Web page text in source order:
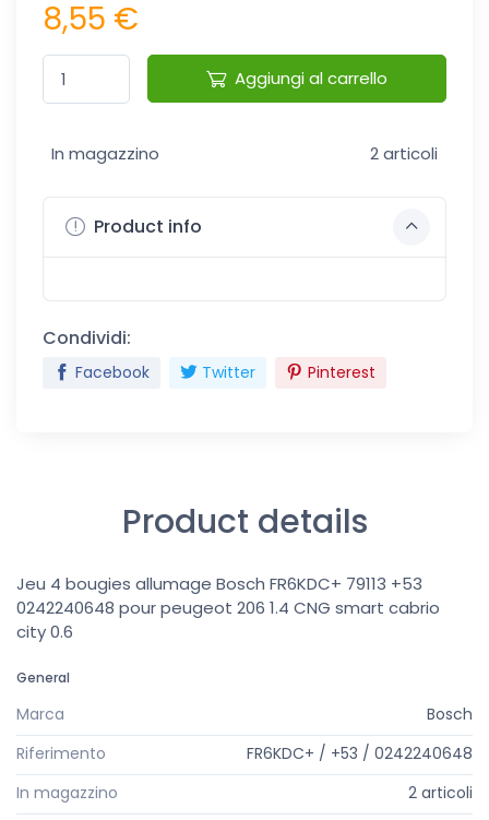
8,55 €
Aggiungi al carrello
In magazzino 2 articoli
Product info
Condividi:
Facebook Twitter Pinterest
Product details
Jeu 4 bougies allumage Bosch FR6KDC+ 79113 +53
0242240648 pour peugeot 206 1.4 CNG smart cabrio
city 0.6
General
Marca
Bosch
Riferimento
FR6KDC+ / +53 / 0242240648
In magazzino
2 articoli